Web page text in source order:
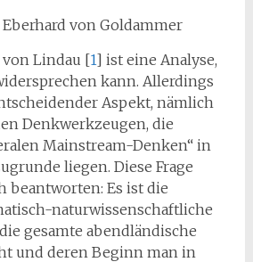
von Goldammer
Lindau [1] ist eine Analyse,
kann. Allerdings
Aspekt, nämlich
Denkwerkzeugen, die
Mainstream-Denken“ in
liegen. Diese Frage
beantworten: Es ist die
naturwissenschaftliche
gesamte abendländische
und deren Beginn man in